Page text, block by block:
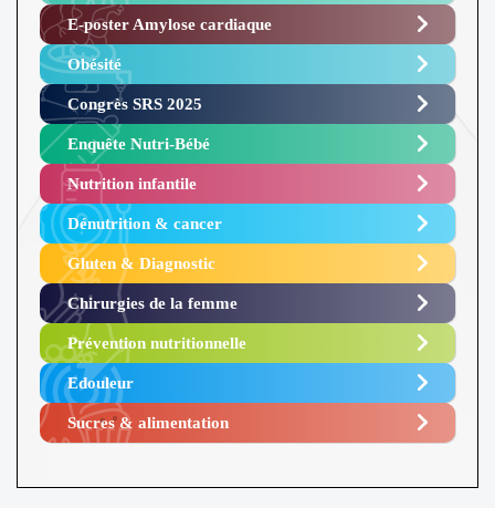
E-poster Amylose cardiaque ​
Obésité ​
Congrès SRS 2025 ​
Enquête Nutri-Bébé ​
Nutrition infantile
Dénutrition & cancer
Gluten & Diagnostic
Chirurgies de la femme
Prévention nutritionnelle
Edouleur​
Sucres & alimentation​